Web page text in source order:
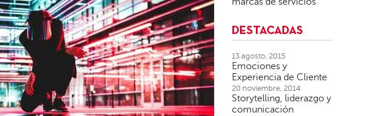
DESTACADAS
13 agosto, 2015
Emociones y
Experiencia de Cliente
20 noviembre, 2014
Storytelling, liderazgo y
comunicación